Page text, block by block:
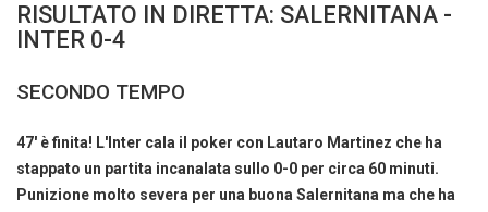
RISULTATO IN DIRETTA: SALERNITANA -
INTER 0-4
SECONDO TEMPO
47' è finita! L'Inter cala il poker con Lautaro Martinez che ha
stappato un partita incanalata sullo 0-0 per circa 60 minuti.
Punizione molto severa per una buona Salernitana ma che ha